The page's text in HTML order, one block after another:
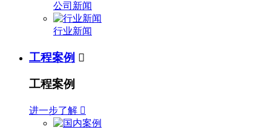
公司新闻
行业新闻
工程案例 
工程案例
进一步了解 